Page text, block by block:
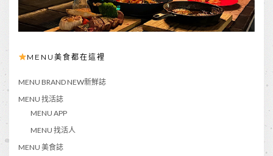
MENU美食都在這裡
MENU BRAND NEW新鮮誌
MENU 找活誌
MENU APP
MENU 找活人
MENU 美食誌